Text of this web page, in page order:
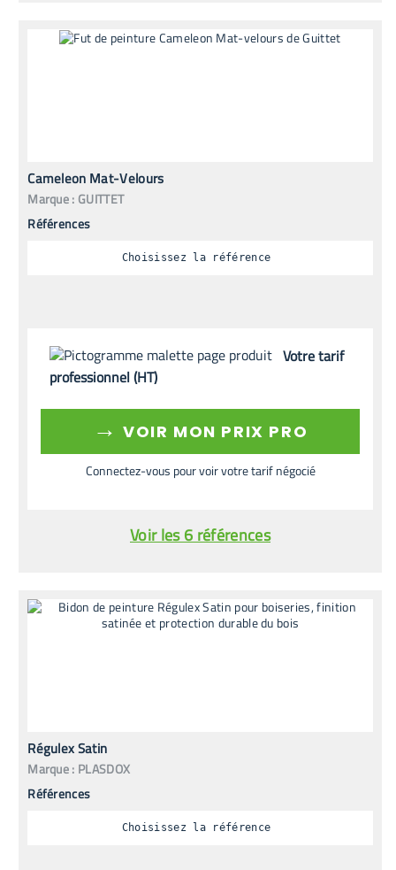
Cameleon Mat-Velours
Marque : GUITTET
Références
Choisissez la référence
Votre tarif
professionnel (HT)
→ VOIR MON PRIX PRO
Connectez-vous pour voir votre tarif négocié
Voir les 6 références
Régulex Satin
Marque : PLASDOX
Références
Choisissez la référence